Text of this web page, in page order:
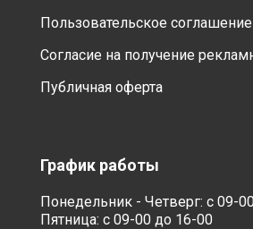
Пользовательское соглашение
Согласие на получение
Публичная оферта
График работы
Понедельник - Четверг: с 09-
Пятница: с 09-00 до 16-00